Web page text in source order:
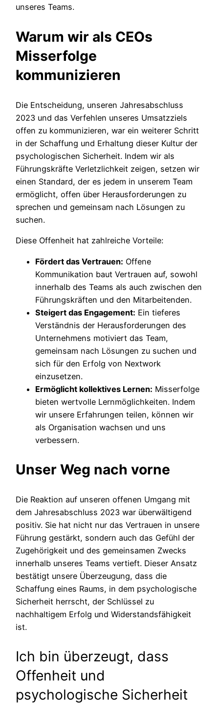
unseres Teams.
Warum wir als CEOs
Misserfolge
kommunizieren
Die Entscheidung, unseren Jahresabschluss
2023 und das Verfehlen unseres Umsatzziels
offen zu kommunizieren, war ein weiterer Schritt
in der Schaffung und Erhaltung dieser Kultur der
psychologischen Sicherheit. Indem wir als
Führungskräfte Verletzlichkeit zeigen, setzen wir
einen Standard, der es jedem in unserem Team
ermöglicht, offen über Herausforderungen zu
sprechen und gemeinsam nach Lösungen zu
suchen.
Diese Offenheit hat zahlreiche Vorteile:
Fördert das Vertrauen: Offene
Kommunikation baut Vertrauen auf, sowohl
innerhalb des Teams als auch zwischen den
Führungskräften und den Mitarbeitenden.
Steigert das Engagement: Ein tieferes
Verständnis der Herausforderungen des
Unternehmens motiviert das Team,
gemeinsam nach Lösungen zu suchen und
sich für den Erfolg von Nextwork
einzusetzen.
Ermöglicht kollektives Lernen: Misserfolge
bieten wertvolle Lernmöglichkeiten. Indem
wir unsere Erfahrungen teilen, können wir
als Organisation wachsen und uns
verbessern.
Unser Weg nach vorne
Die Reaktion auf unseren offenen Umgang mit
dem Jahresabschluss 2023 war überwältigend
positiv. Sie hat nicht nur das Vertrauen in unsere
Führung gestärkt, sondern auch das Gefühl der
Zugehörigkeit und des gemeinsamen Zwecks
innerhalb unseres Teams vertieft. Dieser Ansatz
bestätigt unsere Überzeugung, dass die
Schaffung eines Raums, in dem psychologische
Sicherheit herrscht, der Schlüssel zu
nachhaltigem Erfolg und Widerstandsfähigkeit
ist.
Ich bin überzeugt, dass
Offenheit und
psychologische Sicherheit